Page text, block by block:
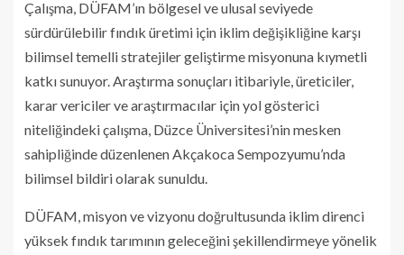
Çalışma, DÜFAM’ın bölgesel ve ulusal seviyede
sürdürülebilir fındık üretimi için iklim değişikliğine karşı
bilimsel temelli stratejiler geliştirme misyonuna kıymetli
katkı sunuyor. Araştırma sonuçları itibariyle, üreticiler,
karar vericiler ve araştırmacılar için yol gösterici
niteliğindeki çalışma, Düzce Üniversitesi’nin mesken
sahipliğinde düzenlenen Akçakoca Sempozyumu’nda
bilimsel bildiri olarak sunuldu.
DÜFAM, misyon ve vizyonu doğrultusunda iklim direnci
yüksek fındık tarımının geleceğini şekillendirmeye yönelik